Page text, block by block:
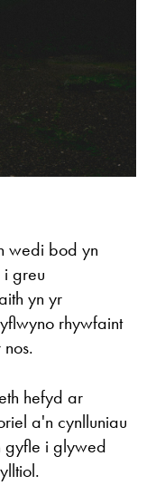
wedi bod yn
greu
yn yr
rhywfaint
hefyd ar
a'n cynlluniau
gyfle i glywed